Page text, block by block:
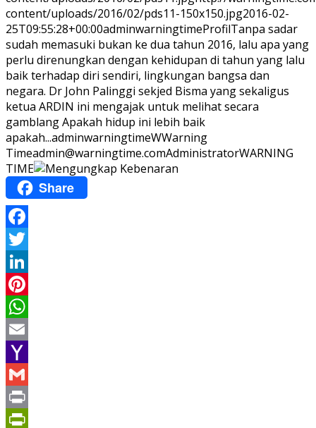
content/uploads/2016/02/pds11-150x150.jpg2016-02-
25T09:55:28+00:00adminwarningtimeProfilTanpa sadar
sudah memasuki bukan ke dua tahun 2016, lalu apa yang
perlu direnungkan dengan kehidupan di tahun yang lalu
baik terhadap diri sendiri, lingkungan bangsa dan
negara. Dr John Palinggi sekjed Bisma yang sekaligus
ketua ARDIN ini mengajak untuk melihat secara
gamblang Apakah hidup ini lebih baik
apakah...adminwarningtimeWWarning
Timeadmin@warningtime.comAdministratorWARNING
TIME
Share
Facebook
Twitter
LinkedIn
Pinterest
WhatsApp
Email
Yahoo
Mail
Gmail
Print